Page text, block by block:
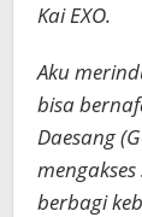
Kai EXO.
Aku
bisa
Daesang
berbagi